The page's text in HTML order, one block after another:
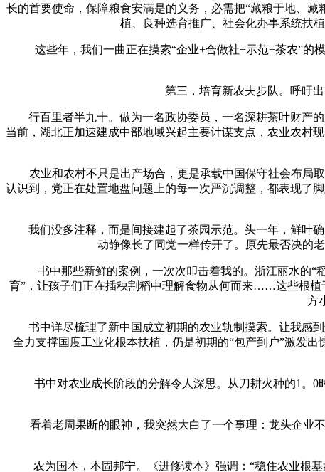
长的首要使命，保障粮食安满是的义务，必需把“藏粮于地、
植、良种选育推广、社会化办事系统扶
这些年，我们一曲正在摸索“企业+合做社+示范+茶农”的模
第三，培育新农夫步队。呼吁出
行百里者半九十。做为一名政协委员，一名深耕茶叶财产的
当前，湖北正加速建成中部地域兴起主要计谋支点，农业农村
农业和农村不只是出产场合，更是承载中国保守社会布局取
认识到，党正在处置地盘问题上的每一次严沉调整，都表现了
我们没多注释，而是间接建起了茶园示范。头一年，鲜叶确
动静像长了同党一样传开了。原先最否决的
书中那些新鲜的案例，一次次叩击着我的。浙江丽水的“
育”，让孩子们正在插秧割稻中理解食物从何而来……这些根植
方
书中详尽梳理了新中国成立初期的农业轨制摸索。让我感到
全力支撑国度工业化根本扶植，仍是初期的“包产到户”激发
书中对农业成长阶段的分解令人深思。从刀耕火种的1。0
看着老周果断的眼神，我突然大白了一个事理：龙头企业不
农为国本，本固邦宁。《进修读本》强调：“稳住农业根基